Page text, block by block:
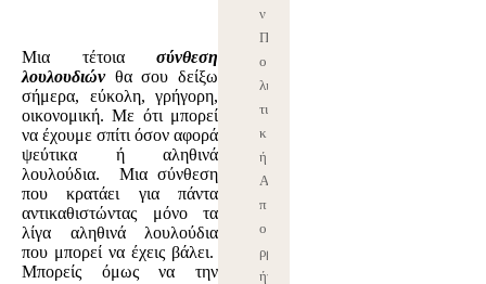
Μια τέτοιασύνθεση
λουλουδιώνθα σου δείξω
σήμερα, εύκολη, γρήγορη,
οικονομική. Με ότι μπορεί
να έχουμε σπίτι όσον αφορά
ψεύτικα ή αληθινά
λουλούδια. Μια σύνθεση
που κρατάει για πάντα
αντικαθιστώντας μόνο τα
λίγα αληθινά λουλούδια
που μπορεί να έχεις βάλει.
Μπορείς όμως να την
ν
Π
ο
λι
τι
κ
ή
Α
π
ο
ρρ
ήτ